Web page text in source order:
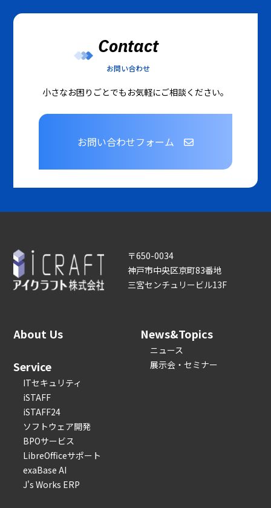
Contact
お問い合わせ
小さなお困りごとでもお気軽にご相談ください。
お問い合わせフォーム
〒650-0034
神戸市中央区京町83番地
三宮センチュリービル13F
About Us
Service
ITセキュリティ
iSTAFF
iSTAFF24
ソフトウェア開発
BPOサービス
LibreOfficeサポート
exaBase AI
J's Works ERP
News&Topics
ニュース
展示会・セミナー